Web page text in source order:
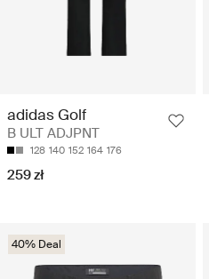
adidas Golf
B ULT ADJPNT
128 140 152 164 176
259 zł
40% Deal